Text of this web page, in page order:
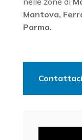
Mantova,
Parma.
Contattaci